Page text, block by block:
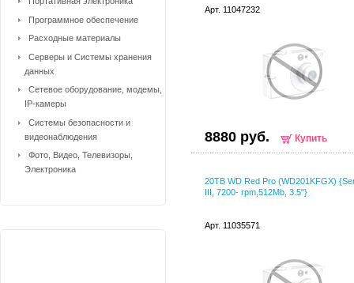
Арт. 11047232
8880 руб. Купить
20TB WD Red Pro (WD201KFGX)
III, 7200- rpm,512Mb, 3.5"}
Арт. 11035571
Программное обеспечение
Расходные материалы
Серверы и Системы хранения
данных
Сетевое оборудование, модемы,
IP-камеры
Системы безопасности и
видеонаблюдения
Фото, Видео, Телевизоры,
Электроника